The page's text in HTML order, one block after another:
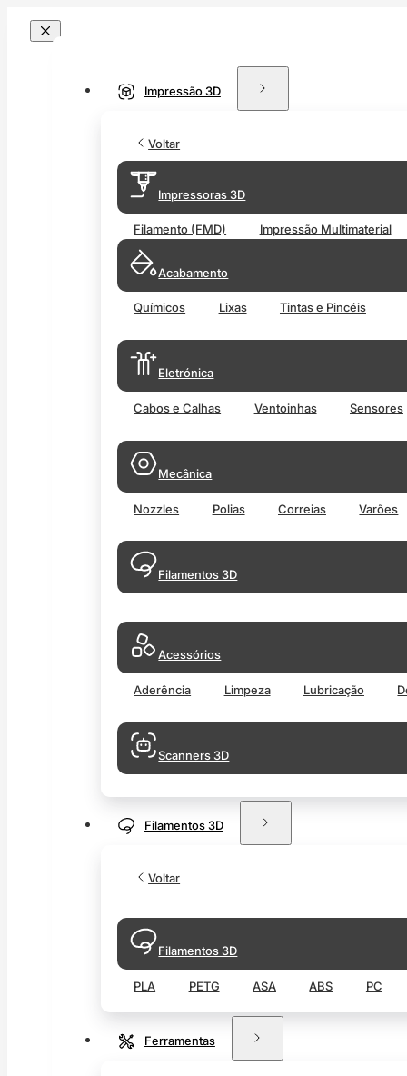
Impressão 3D
Voltar
Impressoras 3D
Filamento (FMD) Impressão Multimaterial
Acabamento
Químicos Lixas Tintas e Pincéis
Eletrónica
Cabos e Calhas Ventoinhas Sensores
Mecânica
Nozzles Polias Correias Varões
Filamentos 3D
Acessórios
Aderência Limpeza Lubricação
Scanners 3D
Filamentos 3D
Voltar
Filamentos 3D
PLA PETG ASA ABS PC
Ferramentas